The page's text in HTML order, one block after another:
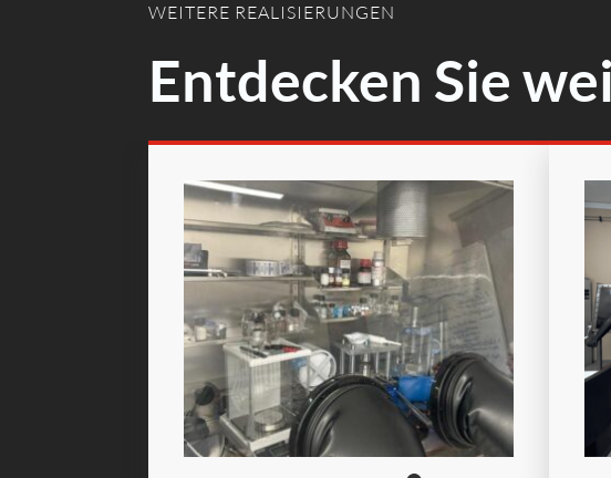
WEITERE REALISIERUNGEN
Entdecken Sie